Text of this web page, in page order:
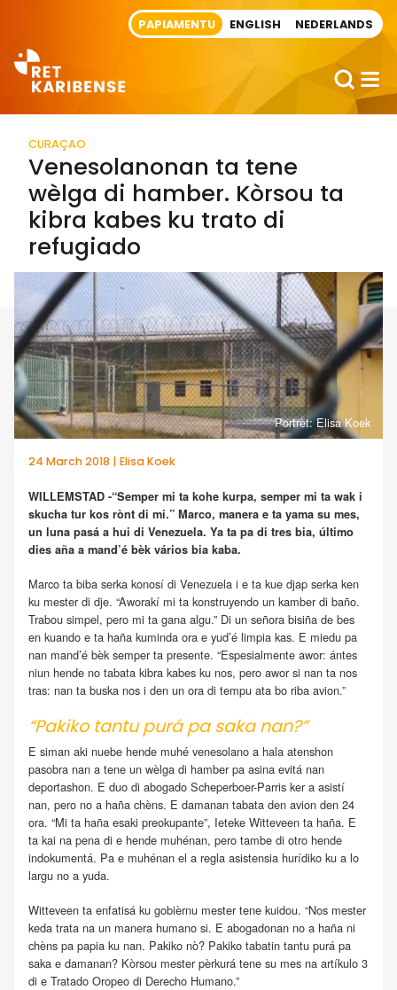
PAPIAMENTU ENGLISH NEDERLANDS
CURAÇAO
Venesolanonan ta tene
wèlga di hamber. Kòrsou ta
kibra kabes ku trato di
refugiado
Portrèt: Elisa Koek
24 March 2018 | Elisa Koek
WILLEMSTAD -“Semper mi ta kohe kurpa, semper mi ta wak i
skucha tur kos rònt di mi.” Marco, manera e ta yama su mes,
un luna pasá a hui di Venezuela. Ya ta pa di tres bia, último
dies aña a mand’é bèk vários bia kaba.
Marco ta biba serka konosí di Venezuela i e ta kue djap serka ken
ku mester di dje. “Aworakí mi ta konstruyendo un kamber di baño.
Trabou simpel, pero mi ta gana algu.” Di un señora bisiña de bes
en kuando e ta haña kuminda ora e yud’é limpia kas. E miedu pa
nan mand’é bèk semper ta presente. “Espesialmente awor: ántes
niun hende no tabata kibra kabes ku nos, pero awor si nan ta nos
tras: nan ta buska nos i den un ora di tempu ata bo riba avion.”
“Pakiko tantu purá pa saka nan?”
E siman aki nuebe hende muhé venesolano a hala atenshon
pasobra nan a tene un wèlga di hamber pa asina evitá nan
deportashon. E duo di abogado Scheperboer-Parris ker a asistí
nan, pero no a haña chèns. E damanan tabata den avion den 24
ora. “Mi ta haña esaki preokupante”, Ieteke Witteveen ta haña. E
ta kai na pena di e hende muhénan, pero tambe di otro hende
indokumentá. Pa e muhénan el a regla asistensia hurídiko ku a lo
largu no a yuda.
Witteveen ta enfatisá ku gobièrnu mester tene kuidou. “Nos mester
keda trata na un manera humano si. E abogadonan no a haña ni
chèns pa papia ku nan. Pakiko nò? Pakiko tabatin tantu purá pa
saka e damanan? Kòrsou mester pèrkurá tene su mes na artíkulo 3
di e Tratado Oropeo di Derecho Humano.”